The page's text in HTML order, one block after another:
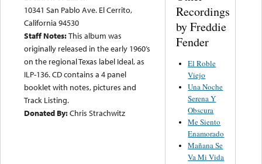
10341 San Pablo Ave. El Cerrito,
California 94530
Staff Notes:This album was
originally released in the early 1960’s
on the regional Texas label Ideal, as
ILP-136. CD contains a 4 panel
booklet with notes, pictures and
Track Listing.
Donated By:Chris Strachwitz
Recordings
by Freddie
Fender
El Roble
Viejo
Una Noche
Serena Y
Obscura
Me Siento
Enamorado
Mañana Se
Va Mi Vida